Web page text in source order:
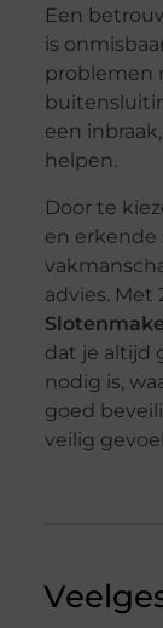
Een
is
problemen
een
helpen.
Door te
en erkende
advies. Met
dat je altijd
nodig is,
goed
veilig